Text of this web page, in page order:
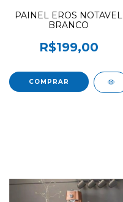
PAINEL EROS NOTAVEL
BRANCO
R$199,00